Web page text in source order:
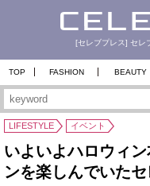
[セレブプレス] セレ
TOP FASHION BEAUTY
LIFESTYLE イベント
いよいよハロウィ
ンを楽しんでいた